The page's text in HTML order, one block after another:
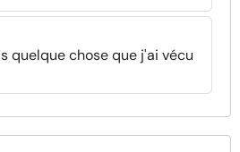
quelque chose que j'ai vécu